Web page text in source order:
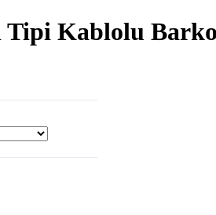
Tipi Kablolu